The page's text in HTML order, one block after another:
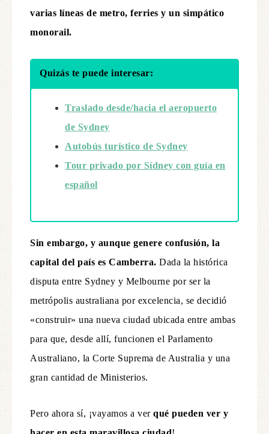
varias líneas de metro, ferries y un simpático
monorail.
Quizás te puede interesar:
Traslado desde/hacia el aeropuerto
de Sydney
Autobús turístico de Sydney
Tour privado por Sídney con guía en
español
Sin embargo, y aunque genere confusión, la
capital del país es Camberra. Dada la histórica
disputa entre Sydney y Melbourne por ser la
metrópolis australiana por excelencia, se decidió
«construir» una nueva ciudad ubicada entre ambas
para que, desde allí, funcionen el Parlamento
Australiano, la Corte Suprema de Australia y una
gran cantidad de Ministerios.
Pero ahora sí, ¡vayamos a ver qué pueden ver y